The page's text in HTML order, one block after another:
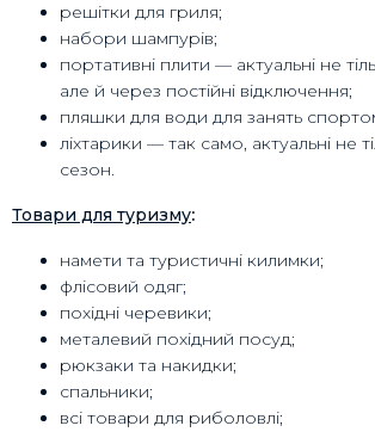
решітки для гриля;
набори шампурів;
портативні плити — актуальні не
але й через постійні відключення;
пляшки для води для занять
ліхтарики — так само, актуальні не
сезон.
Товари для туризму:
намети та туристичні килимки;
флісовий одяг;
похідні черевики;
металевий похідний посуд;
рюкзаки та накидки;
спальники;
всі товари для риболовлі;